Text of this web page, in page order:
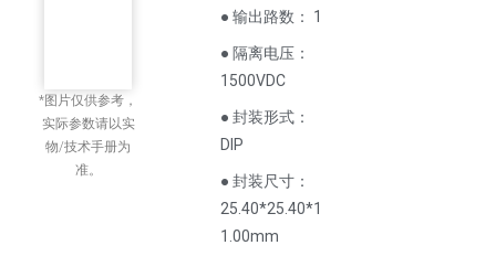
*图片仅供参考，
实际参数请以实
物/技术手册为
准。
● 输出路数： 1
● 隔离电压：
1500VDC
● 封装形式：
DIP
● 封装尺寸：
25.40*25.40*1
1.00mm